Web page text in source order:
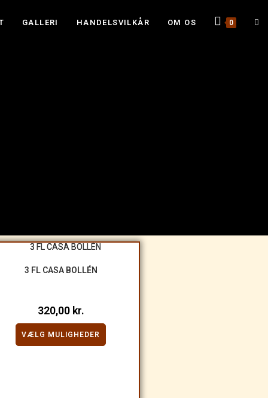
GALLERI HANDELSVILKÅR OM OS 0
3 FL CASA BOLLÉN
320,00 kr.
VÆLG MULIGHEDER